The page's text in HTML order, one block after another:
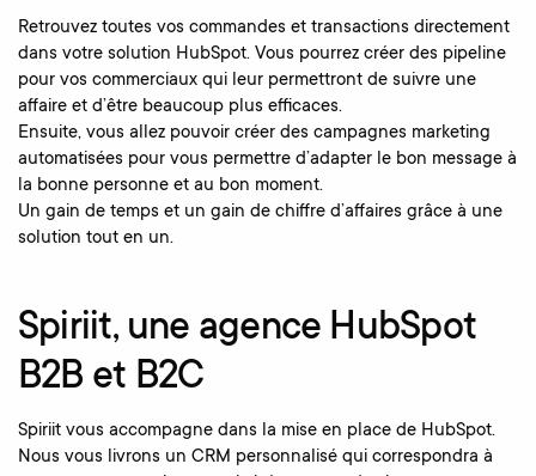
Retrouvez toutes vos commandes et transactions directement
dans votre solution HubSpot. Vous pourrez créer des pipeline
pour vos commerciaux qui leur permettront de suivre une
affaire et d’être beaucoup plus efficaces.
Ensuite, vous allez pouvoir créer des campagnes marketing
automatisées pour vous permettre d’adapter le bon message à
la bonne personne et au bon moment.
Un gain de temps et un gain de chiffre d’affaires grâce à une
solution tout en un.
Spiriit, une agence HubSpot
B2B et B2C
Spiriit vous accompagne dans la mise en place de HubSpot.
Nous vous livrons un CRM personnalisé qui correspondra à